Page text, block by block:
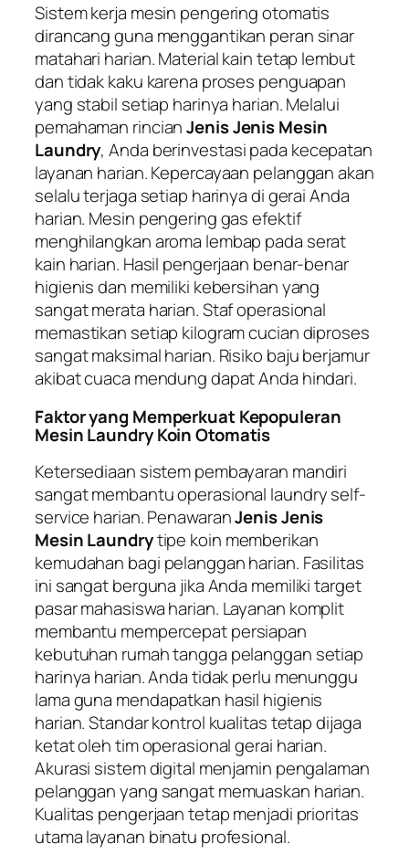
Sistem kerja mesin pengering otomatis
dirancang guna menggantikan peran sinar
matahari harian. Material kain tetap lembut
dan tidak kaku karena proses penguapan
yang stabil setiap harinya harian. Melalui
pemahaman rincianJenis Jenis Mesin
Laundry, Anda berinvestasi pada kecepatan
layanan harian. Kepercayaan pelanggan akan
selalu terjaga setiap harinya di gerai Anda
harian. Mesin pengering gas efektif
menghilangkan aroma lembap pada serat
kain harian. Hasil pengerjaan benar-benar
higienis dan memiliki kebersihan yang
sangat merata harian. Staf operasional
memastikan setiap kilogram cucian diproses
sangat maksimal harian. Risiko baju berjamur
akibat cuaca mendung dapat Anda hindari.
Faktor yang Memperkuat Kepopuleran
Mesin Laundry Koin Otomatis
Ketersediaan sistem pembayaran mandiri
sangat membantu operasional laundryself-
service harian. PenawaranJenis Jenis
Mesin Laundrytipe koin memberikan
kemudahan bagi pelanggan harian. Fasilitas
ini sangat berguna jika Anda memiliki target
pasar mahasiswa harian. Layanan komplit
membantu mempercepat persiapan
kebutuhan rumah tangga pelanggan setiap
harinya harian. Anda tidak perlu menunggu
lama guna mendapatkan hasil higienis
harian. Standar kontrol kualitas tetap dijaga
ketat oleh tim operasional gerai harian.
Akurasi sistem digital menjamin pengalaman
pelanggan yang sangat memuaskan harian.
Kualitas pengerjaan tetap menjadi prioritas
utama layanan binatu profesional.